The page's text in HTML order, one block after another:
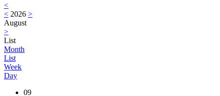
<
< 2026 >
August
>
List
Month
List
Week
Day
09